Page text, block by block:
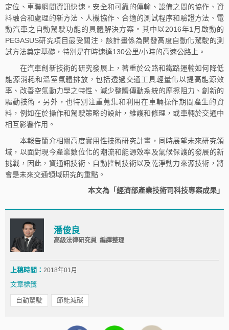
定位、車聯網間資訊快速，安全和可靠的傳輸、設備之間的協作、資
料融合和處理的新方法、人機協作、合適的測試程序和驗證方法、電
動汽車之自動駕駛功能的具體解決方案。其中以2016年1月啟動的
PEGASUS研究項目最受關注，該計畫係為開發高度自動化駕駛的測
試方法奠定基礎，特別是在時速達130公里/小時的高速公路上。
在汽車創新技術的研究發展上，著重於公路和鐵路運輸如何降低
能源消耗和溫室氣體排放，包括透過交通工具輕量化以提高能源效
率、改善空氣動力學之特性、減少整體傳動系統的摩擦阻力、創新的
驅動技術。另外，也特別注重蒐集和利用在車輛操作期間產生的資
料，例如在於操作和駕駛策略的設計，維護和修理，或車輛於交通中
相互影響作用。
本報告簡介相關高度實用性技術研究計畫，同時展望未來研究領
域，以面對現今產業數位化的潮流和能源效率及氣候保護的發展的新
挑戰，因此，資通訊技術、自動控制技術以及乾淨動力來源技術，將
會是未來交通領域研究的重點。
本文為「經濟部產業技術司科技專案成果」
潘俊良
高級法律研究員 編譯整理
上稿時間： 2018年01月
文章標籤
自動駕駛 節能減碳